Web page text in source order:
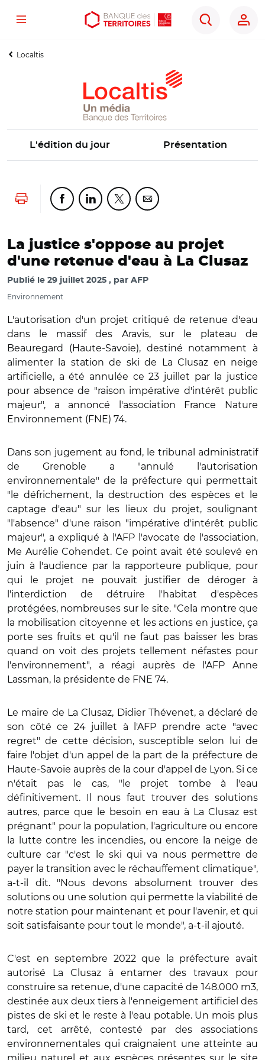
Aller
contenu
Aller
menu
Ouvrir
outils
Menu
Rechercher
Localtis
L'édition du jour Présentation
Lancer l'impressionPartager cette page sur Facebook
Partager cette page sur Linkedin
Partager cette page sur Twitter
Partager cette page sur
La justice s'oppose au projet
d'une retenue d'eau à La Clusaz
Publié le 29 juillet 2025 par AFP
Environnement
L'autorisation d'un projet critiqué de retenue d'eau
dans le massif des Aravis, sur le plateau de
Beauregard (Haute-Savoie), destiné notamment à
alimenter la station de ski de La Clusaz en neige
artificielle, a été annulée ce 23 juillet par la justice
pour absence de "raison impérative d'intérêt public
majeur", a annoncé l'association France Nature
Environnement (FNE) 74.
Dans son jugement au fond, le tribunal administratif
de Grenoble a "annulé l'autorisation
environnementale" de la préfecture qui permettait
"le défrichement, la destruction des espèces et le
captage d'eau" sur les lieux du projet, soulignant
"l'absence" d'une raison "impérative d'intérêt public
majeur", a expliqué à l'AFP l'avocate de l'association,
Me Aurélie Cohendet. Ce point avait été soulevé en
juin à l'audience par la rapporteure publique, pour
qui le projet ne pouvait justifier de déroger à
l'interdiction de détruire l'habitat d'espèces
protégées, nombreuses sur le site. "Cela montre que
la mobilisation citoyenne et les actions en justice, ça
porte ses fruits et qu'il ne faut pas baisser les bras
quand on voit des projets tellement néfastes pour
l'environnement", a réagi auprès de l'AFP Anne
Lassman, la présidente de FNE 74.
Le maire de La Clusaz, Didier Thévenet, a déclaré de
son côté ce 24 juillet à l'AFP prendre acte "avec
regret" de cette décision, susceptible selon lui de
faire l'objet d'un appel de la part de la préfecture de
Haute-Savoie auprès de la cour d'appel de Lyon. Si ce
n'était pas le cas, "le projet tombe à l'eau
définitivement. Il nous faut trouver des solutions
autres, parce que le besoin en eau à La Clusaz est
prégnant" pour la population, l'agriculture ou encore
la lutte contre les incendies, ou encore la neige de
culture car "c'est le ski qui va nous permettre de
payer la transition avec le réchauffement climatique",
a-t-il dit. "Nous devons absolument trouver des
solutions ou une solution qui permette la viabilité de
notre station pour maintenant et pour l'avenir, et qui
soit satisfaisante pour tout le monde", a-t-il ajouté.
C'est en septembre 2022 que la préfecture avait
autorisé La Clusaz à entamer des travaux pour
construire sa retenue, d'une capacité de 148.000 m3,
destinée aux deux tiers à l'enneigement artificiel des
pistes de ski et le reste à l'eau potable. Un mois plus
tard, cet arrêté, contesté par des associations
environnementales qui craignaient une atteinte au